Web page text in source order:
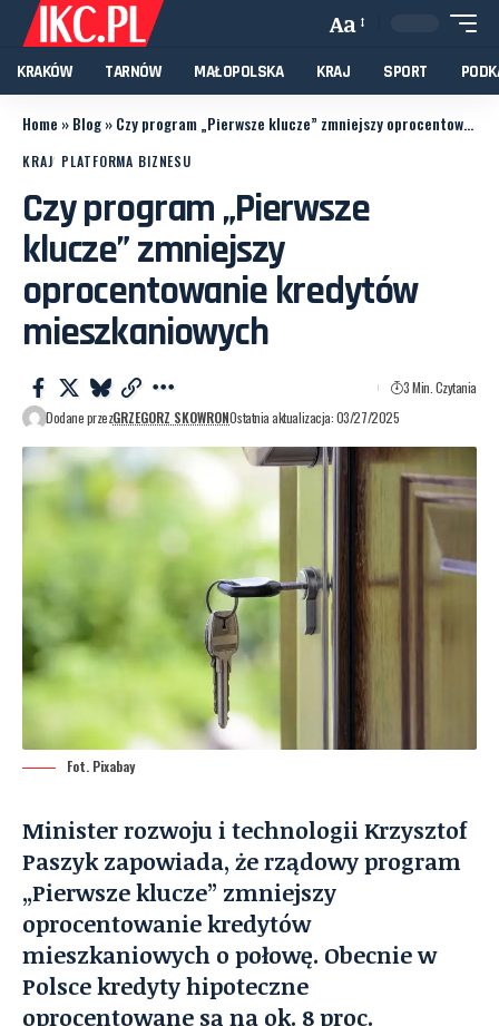
Aa
KRAKÓW TARNÓW MAŁOPOLSKA KRAJ SPORT
Home »Blog»Czy program „Pierwsze klucze” zmniejszy oprocentowanie kredytów mieszkaniowych
KRAJ PLATFORMA BIZNESU
Czy program „Pierwsze
klucze” zmniejszy
oprocentowanie kredytów
mieszkaniowych
Dodane przezGRZEGORZ SKOWRONOstatnia aktualizacja: 03/27/2025
3 Min. Czytania
Fot. Pixabay
Minister rozwoju i technologii Krzysztof
Paszyk zapowiada, że rządowy program
„Pierwsze klucze” zmniejszy
oprocentowanie kredytów
mieszkaniowych o połowę. Obecnie w
Polsce kredyty hipoteczne
oprocentowane są na ok. 8 proc.